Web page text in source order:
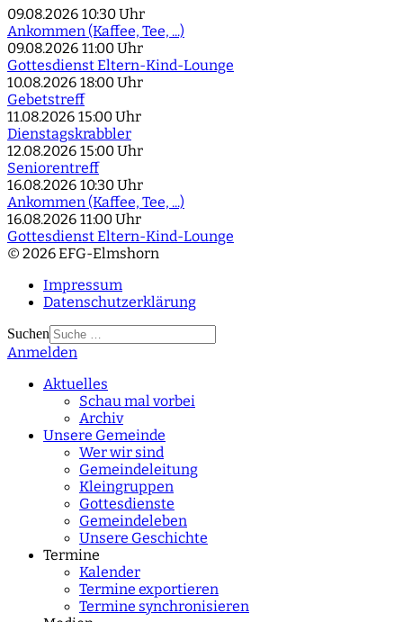
09.08.2026 10:30 Uhr
Ankommen (Kaffee, Tee, ...)
09.08.2026 11:00 Uhr
Gottesdienst Eltern-Kind-Lounge
10.08.2026 18:00 Uhr
Gebetstreff
11.08.2026 15:00 Uhr
Dienstagskrabbler
12.08.2026 15:00 Uhr
Seniorentreff
16.08.2026 10:30 Uhr
Ankommen (Kaffee, Tee, ...)
16.08.2026 11:00 Uhr
Gottesdienst Eltern-Kind-Lounge
© 2026 EFG-Elmshorn
Impressum
Datenschutzerklärung
Suchen
Type 2 or more
Anmelden
Aktuelles
Schau mal vorbei
Archiv
Unsere Gemeinde
Wer wir sind
Gemeindeleitung
Kleingruppen
Gottesdienste
Gemeindeleben
Unsere Geschichte
Termine
Kalender
Termine exportieren
Termine synchronisieren